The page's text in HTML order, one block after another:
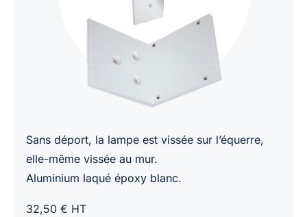
Sans déport, la lampe est vissée sur l’équerre,
elle-même vissée au mur.
Aluminium laqué époxy blanc.
32,50 € HT